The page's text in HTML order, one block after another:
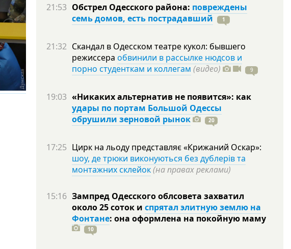
21:53 Обстрел Одесского района: повреждены
семь домов, есть пострадавший
1
21:32 Скандал в Одесском театре кукол: бывшего
режиссера обвинили в рассылке нюдсов и
порно студенткам и коллегам (видео) 9
19:03 «Никаких альтернатив не появится»: как
удары по портам Большой Одессы
обрушили зерновой рынок
20
17:25 Цирк на льоду представляє «Крижаний Оскар»:
шоу, де трюки виконуються без дублерів та
монтажних склейок(на правах реклами)
15:16 Зампред Одесского облсовета захватил
около 25 соток и спрятал элитную землю на
Фонтане: она оформлена на покойную маму
10